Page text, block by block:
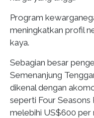
Program
meningkatkan profil
kaya.
Sebagian besar
Semenanjung
dikenal dengan
seperti Four Seasons
melebihi US$600 per